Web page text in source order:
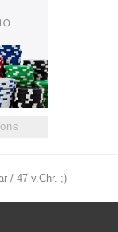
/ 47 v.Chr. ;)